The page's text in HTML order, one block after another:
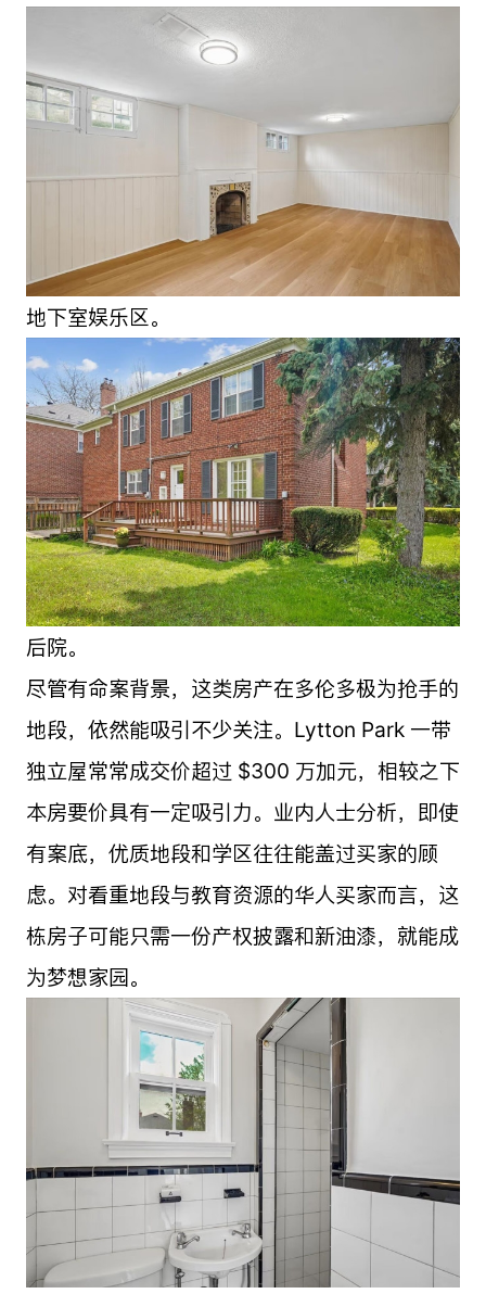
地下室娱乐区。
后院。
尽管有命案背景，这类房产在多伦多极为抢手的
地段，依然能吸引不少关注。Lytton Park 一带
独立屋常常成交价超过 $300 万加元，相较之下
本房要价具有一定吸引力。业内人士分析，即使
有案底，优质地段和学区往往能盖过买家的顾
虑。对看重地段与教育资源的华人买家而言，这
栋房子可能只需一份产权披露和新油漆，就能成
为梦想家园。